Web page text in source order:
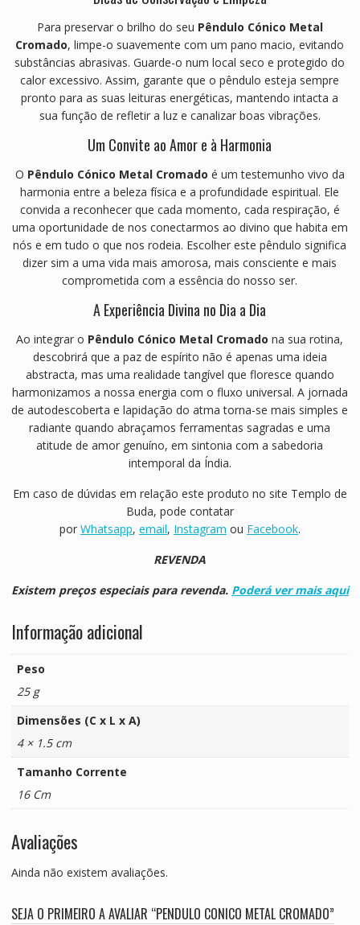
Para preservar o brilho do seu Pêndulo Cónico Metal
Cromado, limpe-o suavemente com um pano macio, evitando
substâncias abrasivas. Guarde-o num local seco e protegido do
calor excessivo. Assim, garante que o pêndulo esteja sempre
pronto para as suas leituras energéticas, mantendo intacta a
sua função de refletir a luz e canalizar boas vibrações.
Um Convite ao Amor e à Harmonia
O Pêndulo Cónico Metal Cromado é um testemunho vivo da
harmonia entre a beleza física e a profundidade espiritual. Ele
convida a reconhecer que cada momento, cada respiração, é
uma oportunidade de nos conectarmos ao divino que habita em
nós e em tudo o que nos rodeia. Escolher este pêndulo significa
dizer sim a uma vida mais amorosa, mais consciente e mais
comprometida com a essência do nosso ser.
A Experiência Divina no Dia a Dia
Ao integrar o Pêndulo Cónico Metal Cromado na sua rotina,
descobrirá que a paz de espírito não é apenas uma ideia
abstracta, mas uma realidade tangível que floresce quando
harmonizamos a nossa energia com o fluxo universal. A jornada
de autodescoberta e lapidação do atma torna-se mais simples e
radiante quando abraçamos ferramentas sagradas e uma
atitude de amor genuíno, em sintonia com a sabedoria
intemporal da Índia.
Em caso de dúvidas em relação este produto no site Templo de
Buda, pode contatar
por Whatsapp, email, Instagram ou Facebook.
REVENDA
Existem preços especiais para revenda. Poderá ver mais aqui
Informação adicional
Peso
25 g
Dimensões (C x L x A)
4 × 1.5 cm
Tamanho Corrente
16 Cm
Avaliações
Ainda não existem avaliações.
SEJA O PRIMEIRO A AVALIAR “PENDULO CONICO METAL CROMADO”